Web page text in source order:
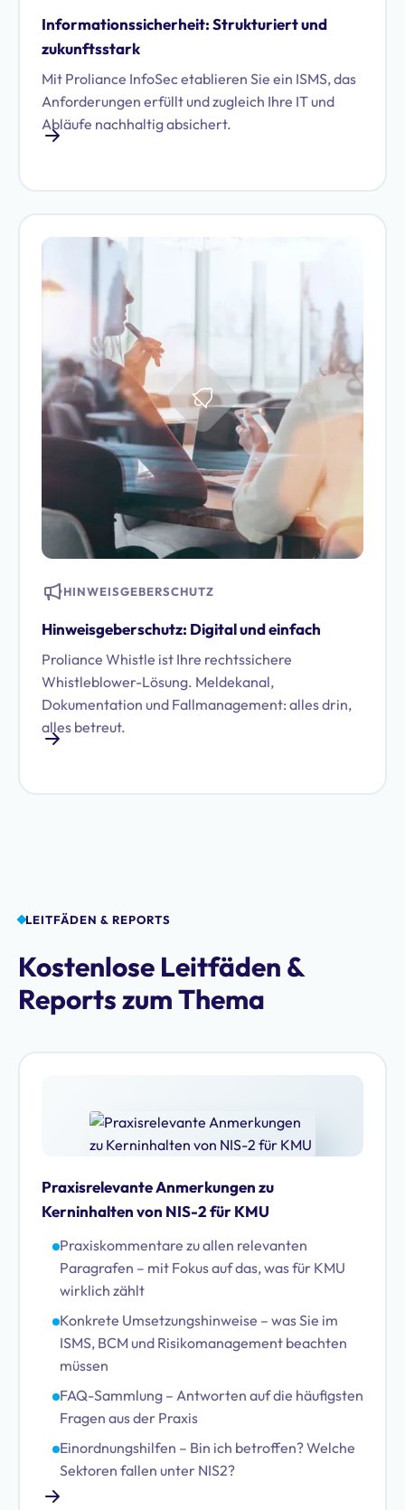
Informationssicherheit: Strukturiert und
zukunftsstark
Mit Proliance InfoSec etablieren Sie ein ISMS, das
Anforderungen erfüllt und zugleich Ihre IT und
Abläufe nachhaltig absichert.
HINWEISGEBERSCHUTZ
Hinweisgeberschutz: Digital und einfach
Proliance Whistle ist Ihre rechtssichere
Whistleblower-Lösung. Meldekanal,
Dokumentation und Fallmanagement: alles drin,
alles betreut.
LEITFÄDEN & REPORTS
Kostenlose Leitfäden &
Reports zum Thema
Praxisrelevante Anmerkungen zu
Kerninhalten von NIS-2 für KMU
Praxiskommentare zu allen relevanten
Paragrafen – mit Fokus auf das, was für KMU
wirklich zählt
Konkrete Umsetzungshinweise – was Sie im
ISMS, BCM und Risikomanagement beachten
müssen
FAQ-Sammlung – Antworten auf die häufigsten
Fragen aus der Praxis
Einordnungshilfen – Bin ich betroffen? Welche
Sektoren fallen unter NIS2?